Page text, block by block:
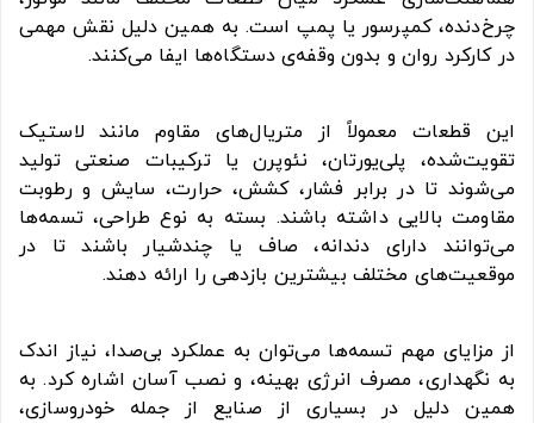
چرخ‌دنده، کمپرسور یا پمپ است. به همین دلیل نقش مهمی
در کارکرد روان و بدون وقفه‌ی دستگاه‌ها ایفا می‌کنند.
این قطعات معمولاً از متریال‌های مقاوم مانند لاستیک
تقویت‌شده، پلی‌یورتان، نئوپرن یا ترکیبات صنعتی تولید
می‌شوند تا در برابر فشار، کشش، حرارت، سایش و رطوبت
مقاومت بالایی داشته باشند. بسته به نوع طراحی، تسمه‌ها
می‌توانند دارای دندانه، صاف یا چندشیار باشند تا در
موقعیت‌های مختلف بیشترین بازدهی را ارائه دهند.
از مزایای مهم تسمه‌ها می‌توان به عملکرد بی‌صدا، نیاز اندک
به نگهداری، مصرف انرژی بهینه، و نصب آسان اشاره کرد. به
همین دلیل در بسیاری از صنایع از جمله خودروسازی،